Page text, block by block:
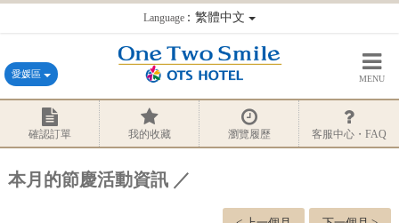
Language：繁體中文
愛媛區 MENU
確認訂單 我的收藏 瀏覽履歷 客服中心・FAQ
本月的節慶活動資訊 ／